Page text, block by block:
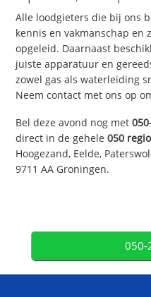
Alle loodgieters die bij ons
kennis en vakmanschap en
opgeleid. Daarnaast
juiste apparatuur en
zowel gas als waterleiding
Neem contact met ons op
Bel deze avond nog met
direct in de gehele050 regio
Hoogezand, Eelde,
9711 AA Groningen.
050-